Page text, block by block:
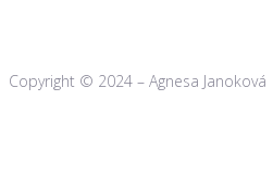
Copyright © 2024 – Agnesa Janoková